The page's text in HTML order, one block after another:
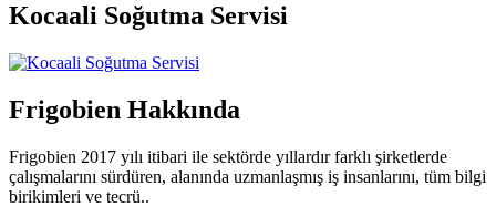
Kocaali Soğutma Servisi
Frigobien Hakkında
Frigobien 2017 yılı itibari ile sektörde yıllardır farklı şirketlerde
çalışmalarını sürdüren, alanında uzmanlaşmış iş insanlarını, tüm bilgi
birikimleri ve tecrü..